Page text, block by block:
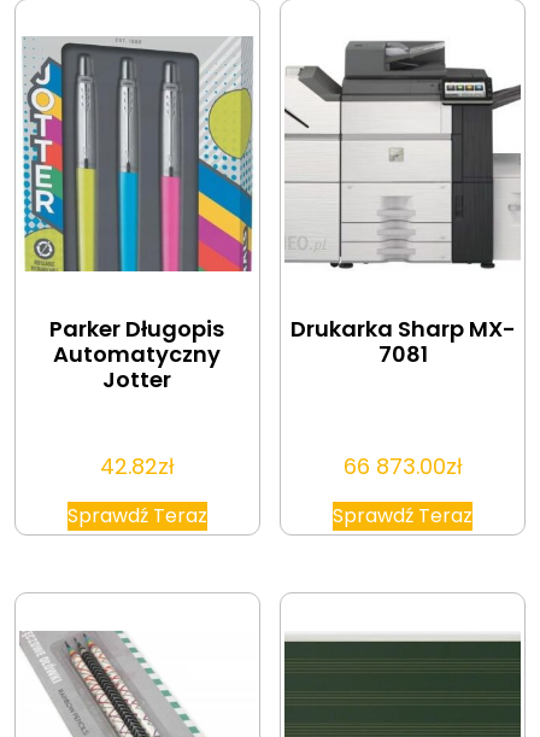
Parker Długopis
Automatyczny
Jotter
42.82zł
Sprawdź Teraz
Drukarka Sharp MX-
7081
66 873.00zł
Sprawdź Teraz